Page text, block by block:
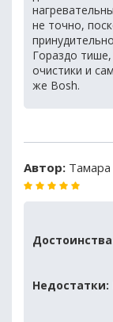
не точно,
Гораздо
очистики и
же Bosh.
Автор:
Недостатки: